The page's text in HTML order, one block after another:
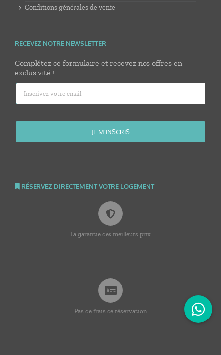
Conditions générales de vente
RECEVEZ NOTRE NEWSLETTER
Complétez ce formulaire et recevez nos offres en
exclusivité !
RÉSERVEZ DIRECTEMENT VOTRE LOGEMENT
La garantie des meilleurs prix
Pas de frais de réservation